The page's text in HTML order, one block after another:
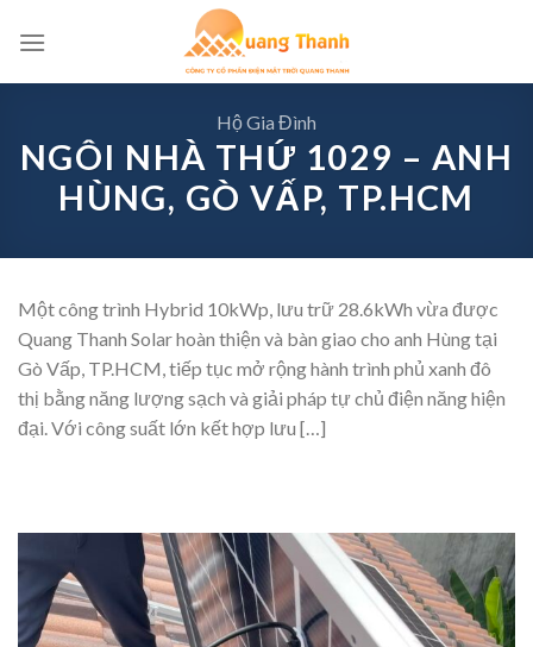
Hộ Gia Đình
NGÔI NHÀ THỨ 1029 – ANH
HÙNG, GÒ VẤP, TP.HCM
Một công trình Hybrid 10kWp, lưu trữ 28.6kWh vừa được
Quang Thanh Solar hoàn thiện và bàn giao cho anh Hùng tại
Gò Vấp, TP.HCM, tiếp tục mở rộng hành trình phủ xanh đô
thị bằng năng lượng sạch và giải pháp tự chủ điện năng hiện
đại. Với công suất lớn kết hợp lưu […]